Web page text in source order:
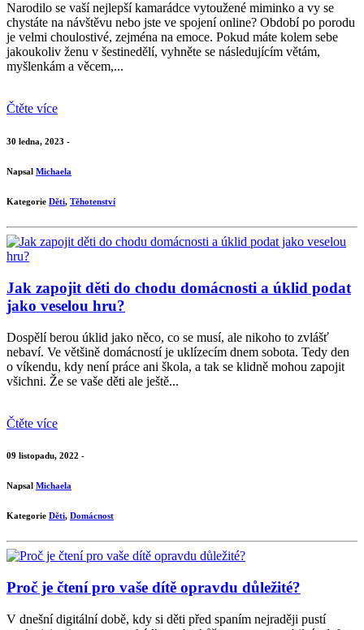
Narodilo se vaší nejlepší kamarádce vytoužené miminko a vy se
chystáte na návštěvu nebo jste ve spojení online? Období po porodu
je velmi choulostivé, zejména na emoce. Pokud máte kolem sebe
jakoukoliv ženu v šestinedělí, vyhněte se následujícím větám,
myšlenkám a věcem,...
Čtěte více
30 ledna, 2023 -
Napsal Michaela
Kategorie Děti, Těhotenství
Jak zapojit děti do chodu domácnosti a úklid podat
jako veselou hru?
Dospělí berou úklid jako něco, co se musí, ale nikoho to zvlášť
nebaví. Ve většině domácností je uklízecím dnem sobota. Tedy den
o víkendu, kdy není práce ani škola, a tak se klidně mohou zapojit
všichni. Že se vaše děti ale ještě...
Čtěte více
09 listopadu, 2022 -
Napsal Michaela
Kategorie Děti, Domácnost
Proč je čtení pro vaše dítě opravdu důležité?
V dnešní digitální době, kdy si děti před spaním nejraději pustí